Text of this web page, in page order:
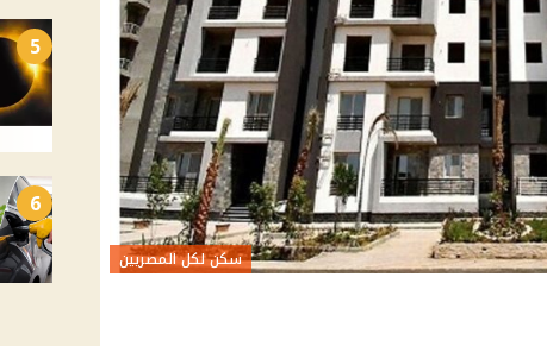
سكن لكل المصريين
5
6